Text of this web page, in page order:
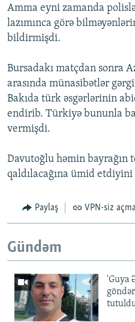
Amma eyni zamanda
lazımınca görə
bildirmişdi.
Bursadakı matçdan sonra
arasında münasibətlər
Bakıda türk əsgərlərinin
endirib. Türkiyə bununla
vermişdi.
Davutoğlu həmin bayrağın
qaldılacağına ümid
Paylaş VPN-siz
Gündəm
'Guya